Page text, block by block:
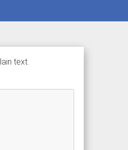
text.